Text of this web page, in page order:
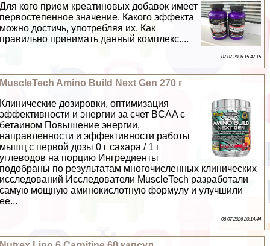
Для кого прием креатиновых добавок имеет
первостепенное значение. Какого эффекта
можно достичь, употрeбляя их. Как
правильно принимать данный комплекс....
07 07 2026 15:47:15
MuscleTech Amino Build Next Gen 270 г
Клинические дозировки, оптимизация
эффективности и энергии за счет BCAA с
бетаином Повышение энергии,
направленности и эффективности работы
мышц с первой дозы 0 г сахара / 1 г
углеводов на порцию Ингредиенты
подобраны по результатам многочисленных клинических
исследований Исследователи MuscleTech разработали
самую мощную аминокислотную формулу и улучшили
ее...
06 07 2026 20:14:44